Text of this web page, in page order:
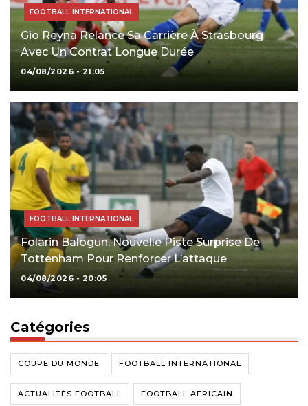
FOOTBALL INTERNATIONAL
Gio Reyna Relance Sa Carrière À Strasbourg
Avec Un Contrat Longue Durée
04/08/2026 - 21:05
FOOTBALL INTERNATIONAL
Folarin Balogun, Nouvelle Piste Surprise De
Tottenham Pour Renforcer L’attaque
04/08/2026 - 20:05
Catégories
COUPE DU MONDE FOOTBALL INTERNATIONAL
ACTUALITÉS FOOTBALL FOOTBALL AFRICAIN